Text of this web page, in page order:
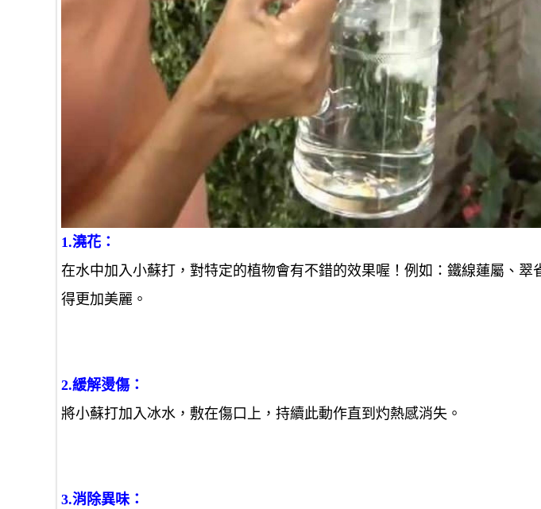
1.澆花：
在水中加入小蘇打，對特定的植物會有不錯的效果喔！例如：鐵線蓮屬、翠
得更加美麗。
2.緩解燙傷：
將小蘇打加入冰水，敷在傷口上，持續此動作直到灼熱感消失。
3.消除異味：